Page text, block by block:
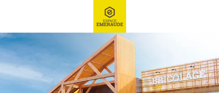
Ex : Robot tondeuse, ...
Tondeuse thermique